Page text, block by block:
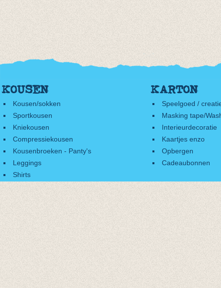
KOUSEN
Kousen/sokken
Sportkousen
Kniekousen
Compressiekousen
Kousenbroeken - Panty's
Leggings
Shirts
KARTON
Speelgoed /
Masking tape/
Interieurdecoratie
Kaartjes enzo
Opbergen
Cadeaubonnen